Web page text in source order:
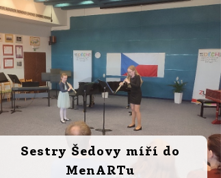
Sestry Šedovy míří do
MenARTu